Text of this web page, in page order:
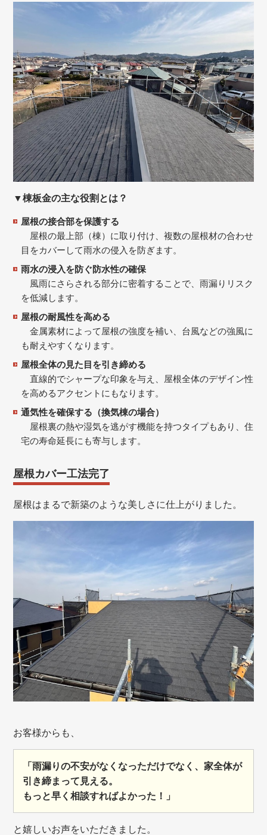
▼棟板金の主な役割とは？
屋根の接合部を保護する
屋根の最上部（棟）に取り付け、複数の屋根材の合わせ
目をカバーして雨水の侵入を防ぎます。
雨水の浸入を防ぐ防水性の確保
風雨にさらされる部分に密着することで、雨漏りリスク
を低減します。
屋根の耐風性を高める
金属素材によって屋根の強度を補い、台風などの強風に
も耐えやすくなります。
屋根全体の見た目を引き締める
直線的でシャープな印象を与え、屋根全体のデザイン性
を高めるアクセントにもなります。
通気性を確保する（換気棟の場合）
屋根裏の熱や湿気を逃がす機能を持つタイプもあり、住
宅の寿命延長にも寄与します。
屋根カバー工法完了
屋根はまるで新築のような美しさに仕上がりました。
お客様からも、
「雨漏りの不安がなくなっただけでなく、家全体が
引き締まって見える。
もっと早く相談すればよかった！」
と嬉しいお声をいただきました。